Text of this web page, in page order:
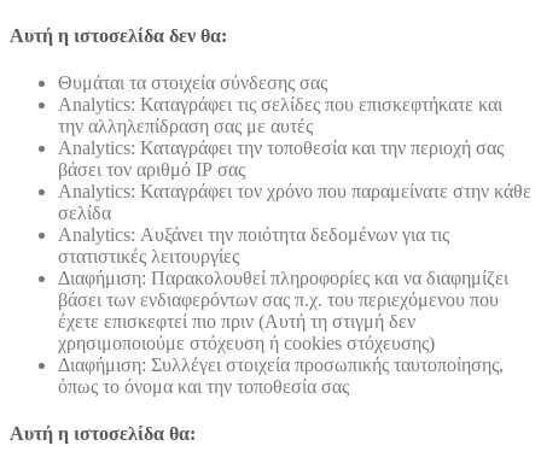
Αυτή η ιστοσελίδα δεν θα:
Θυμάται τα στοιχεία σύνδεσης σας
Analytics: Καταγράφει τις σελίδες που επισκεφτήκατε και
την αλληλεπίδραση σας με αυτές
Analytics: Καταγράφει την τοποθεσία και την περιοχή σας
βάσει τον αριθμό ΙΡ σας
Analytics: Καταγράφει τον χρόνο που παραμείνατε στην κάθε
σελίδα
Analytics: Αυξάνει την ποιότητα δεδομένων για τις
στατιστικές λειτουργίες
Διαφήμιση: Παρακολουθεί πληροφορίες και να διαφημίζει
βάσει των ενδιαφερόντων σας π.χ. του περιεχόμενου που
έχετε επισκεφτεί πιο πριν (Αυτή τη στιγμή δεν
χρησιμοποιούμε στόχευση ή cookies στόχευσης)
Διαφήμιση: Συλλέγει στοιχεία προσωπικής ταυτοποίησης,
όπως το όνομα και την τοποθεσία σας
Αυτή η ιστοσελίδα θα: